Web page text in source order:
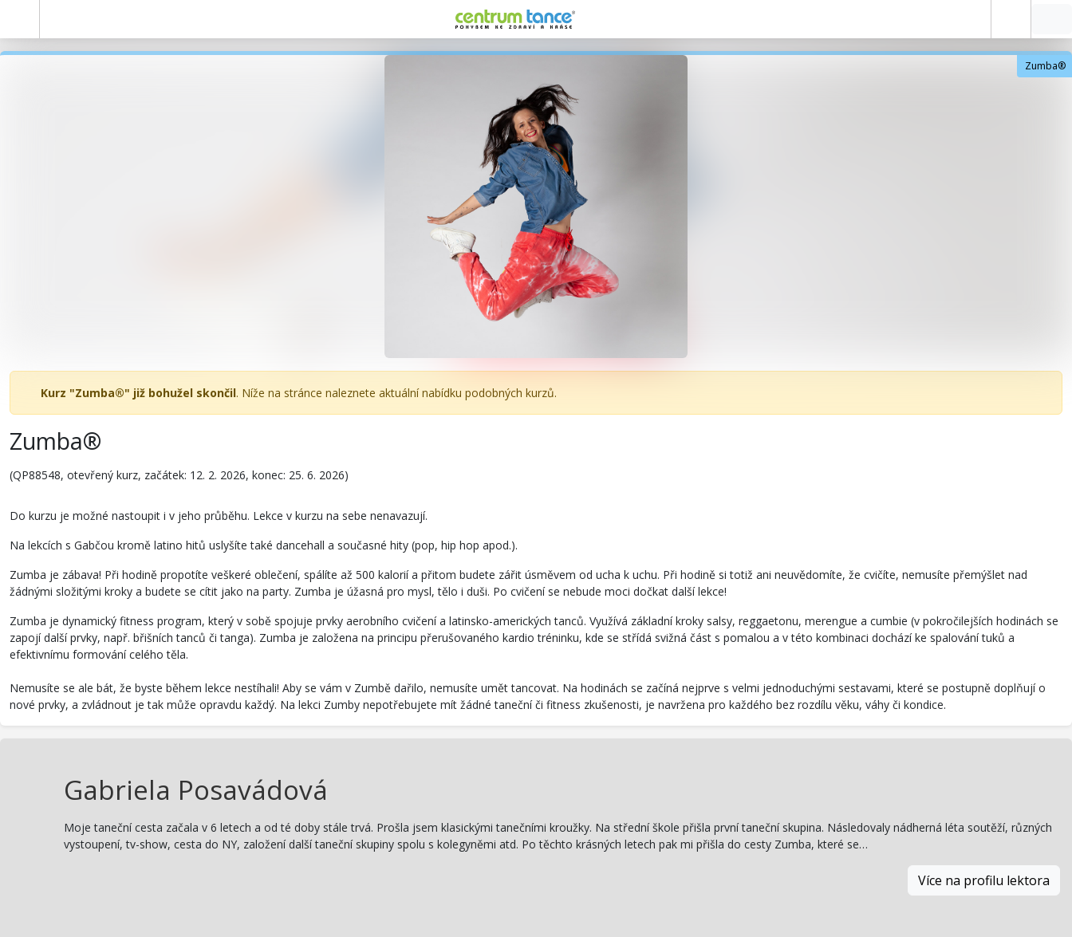
Zumba®
Kurz "Zumba®" již bohužel skončil. Níže na stránce naleznete aktuální nabídku podobných kurzů.
Zumba®
(QP88548, otevřený kurz, začátek: 12. 2. 2026, konec: 25. 6. 2026)
Do kurzu je možné nastoupit i v jeho průběhu. Lekce v kurzu na sebe nenavazují.
Na lekcích s Gabčou kromě latino hitů uslyšíte také dancehall a současné hity (pop, hip hop apod.).
Zumba je zábava! Při hodině propotíte veškeré oblečení, spálíte až 500 kalorií a přitom budete zářit úsměvem od ucha k uchu. Při hodině si totiž ani neuvědomíte, že cvičíte, nemusíte přemýšlet nad
žádnými složitými kroky a budete se cítit jako na party. Zumba je úžasná pro mysl, tělo i duši. Po cvičení se nebude moci dočkat další lekce!
Zumba je dynamický fitness program, který v sobě spojuje prvky aerobního cvičení a latinsko-amerických tanců. Využívá základní kroky salsy, reggaetonu, merengue a cumbie (v pokročilejších hodinách se
zapojí další prvky, např. břišních tanců či tanga). Zumba je založena na principu přerušovaného kardio tréninku, kde se střídá svižná část s pomalou a v této kombinaci dochází ke spalování tuků a
efektivnímu formování celého těla.
Nemusíte se ale bát, že byste během lekce nestíhali! Aby se vám v Zumbě dařilo, nemusíte umět tancovat. Na hodinách se začíná nejprve s velmi jednoduchými sestavami, které se postupně doplňují o
nové prvky, a zvládnout je tak může opravdu každý. Na lekci Zumby nepotřebujete mít žádné taneční či fitness zkušenosti, je navržena pro každého bez rozdílu věku, váhy či kondice.
Gabriela Posavádová
Moje taneční cesta začala v 6 letech a od té doby stále trvá. Prošla jsem klasickými tanečními kroužky. Na střední škole přišla první taneční skupina. Následovaly nádherná léta soutěží, různých
vystoupení, tv-show, cesta do NY, založení další taneční skupiny spolu s kolegyněmi atd. Po těchto krásných letech pak mi přišla do cesty Zumba, které se…
Více na profilu lektora